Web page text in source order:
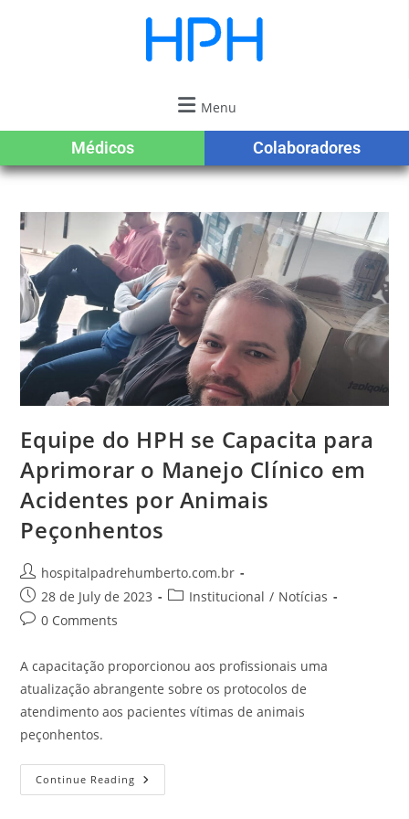
Menu
Médicos Colaboradores
Equipe do HPH se Capacita para
Aprimorar o Manejo Clínico em
Acidentes por Animais
Peçonhentos
hospitalpadrehumberto.com.br
28 de July de 2023
Institucional / Notícias
0 Comments
A capacitação proporcionou aos profissionais uma
atualização abrangente sobre os protocolos de
atendimento aos pacientes vítimas de animais
peçonhentos.
Continue Reading